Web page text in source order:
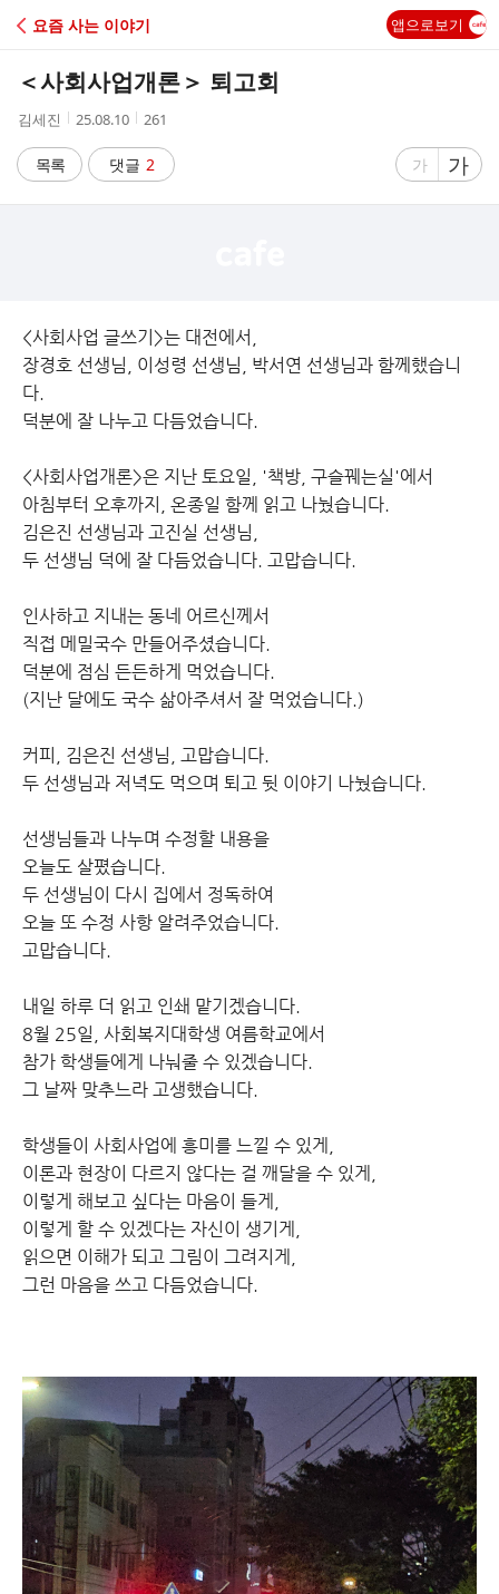
C
요즘 사는 이야기 앱으로보기
＜사회사업개론＞ 퇴고회
작
자
김세진
작
시
간
25.08.10
조
수
261
목록 댓글 2
글
가
글
자
가
<사회사업 글쓰기>는 대전에서,
장경호 선생님, 이성령 선생님, 박서연 선생님과 함께했습니
다.
덕분에 잘 나누고 다듬었습니다.
<사회사업개론>은 지난 토요일, '책방, 구슬꿰는실'에서
아침부터 오후까지, 온종일 함께 읽고 나눴습니다.
김은진 선생님과 고진실 선생님,
두 선생님 덕에 잘 다듬었습니다. 고맙습니다.
인사하고 지내는 동네 어르신께서
직접 메밀국수 만들어주셨습니다.
덕분에 점심 든든하게 먹었습니다.
(지난 달에도 국수 삶아주셔서 잘 먹었습니다.)
커피, 김은진 선생님, 고맙습니다.
두 선생님과 저녁도 먹으며 퇴고 뒷 이야기 나눴습니다.
선생님들과 나누며 수정할 내용을
오늘도 살폈습니다.
두 선생님이 다시 집에서 정독하여
오늘 또 수정 사항 알려주었습니다.
고맙습니다.
내일 하루 더 읽고 인쇄 맡기겠습니다.
8월 25일, 사회복지대학생 여름학교에서
참가 학생들에게 나눠줄 수 있겠습니다.
그 날짜 맞추느라 고생했습니다.
학생들이 사회사업에 흥미를 느낄 수 있게,
이론과 현장이 다르지 않다는 걸 깨달을 수 있게,
이렇게 해보고 싶다는 마음이 들게,
이렇게 할 수 있겠다는 자신이 생기게,
읽으면 이해가 되고 그림이 그려지게,
그런 마음을 쓰고 다듬었습니다.